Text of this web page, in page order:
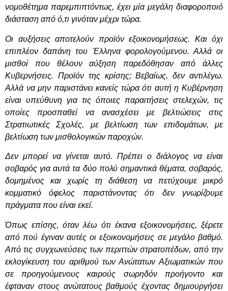
νομοθέτημα παρεμπιπτόντως, έχει μία μεγάλη διαφοροποιό
διάσταση από ό,τι γινόταν μέχρι τώρα.
Οι αυξήσεις αποτελούν προϊόν εξοικονομήσεως. Και όχι
επιπλέον δαπάνη του Έλληνα φορολογούμενου. Αλλά οι
μισθοί που θέλουν αύξηση παρεδόθησαν από άλλες
Κυβερνήσεις. Προϊόν της κρίσης; Βεβαίως, δεν αντιλέγω.
Αλλά να μην παριστάνει κανείς τώρα ότι αυτή η Κυβέρνηση
είναι υπεύθυνη για τις όποιες παραιτήσεις στελεχών, τις
οποίες προσπαθεί να ανασχέσει με βελτιώσεις στις
Στρατιωτικές Σχολές, με βελτίωση των επιδομάτων, με
βελτίωση των μισθολογικών παροχών.
Δεν μπορεί να γίνεται αυτό. Πρέπει ο διάλογος να είναι
σοβαρός για αυτά τα δύο πολύ σημαντικά θέματα, σοβαρός,
δομημένος και χωρίς τη διάθεση να πετύχουμε μικρό
κομματικό όφελος παριστάνοντας ότι δεν γνωρίζουμε
πράγματα που είναι εκεί.
Όπως επίσης, όταν λέω ότι έκανα εξοικονομήσεις, ξέρετε
από πού έγιναν αυτές οι εξοικονομήσεις σε μεγάλο βαθμό.
Από τις συγχωνεύσεις των περιττών στρατοπέδων, από την
εκλογίκευση του αριθμού των Ανώτατων Αξιωματικών που
σε προηγούμενους καιρούς σωρηδόν προήγοντο και
έφταναν στους ανώτατους βαθμούς έχοντας δημιουργήσει